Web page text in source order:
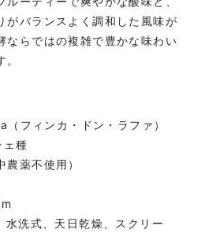
がバランスよく調和した風味が
ならではの複雑で豊かな味わい
フィンカ・ドン・ラファ）
種
薬不使用）
洗式、天日乾燥、スクリー